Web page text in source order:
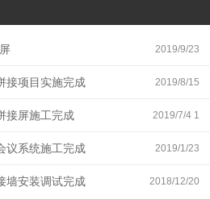
2019/9/23
2019/8/15
接项目实施完成
2019/7/4 1
接屏施工完成
2019/1/23
议系统施工完成
2018/12/20
墙安装调试完成